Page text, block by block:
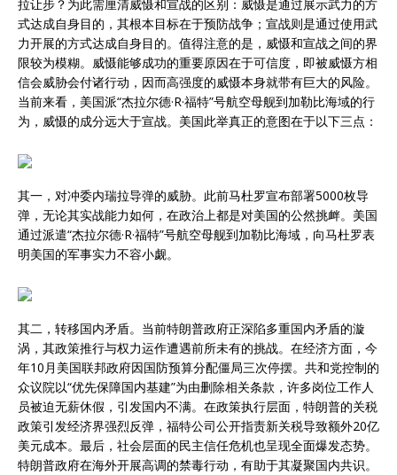
拉让步？为此需厘清威慑和宣战的区别：威慑是通过展示武力的方
式达成自身目的，其根本目标在于预防战争；宣战则是通过使用武
力开展的方式达成自身目的。值得注意的是，威慑和宣战之间的界
限较为模糊。威慑能够成功的重要原因在于可信度，即被威慑方相
信会威胁会付诸行动，因而高强度的威慑本身就带有巨大的风险。
当前来看，美国派“杰拉尔德·R·福特”号航空母舰到加勒比海域的行
为，威慑的成分远大于宣战。美国此举真正的意图在于以下三点：
其一，对冲委内瑞拉导弹的威胁。此前马杜罗宣布部署5000枚导
弹，无论其实战能力如何，在政治上都是对美国的公然挑衅。美国
通过派遣“杰拉尔德·R·福特”号航空母舰到加勒比海域，向马杜罗表
明美国的军事实力不容小觑。
其二，转移国内矛盾。当前特朗普政府正深陷多重国内矛盾的漩
涡，其政策推行与权力运作遭遇前所未有的挑战。在经济方面，今
年10月美国联邦政府因国防预算分配僵局三次停摆。共和党控制的
众议院以“优先保障国内基建”为由删除相关条款，许多岗位工作人
员被迫无薪休假，引发国内不满。在政策执行层面，特朗普的关税
政策引发经济界强烈反弹，福特公司公开指责新关税导致额外20亿
美元成本。最后，社会层面的民主信任危机也呈现全面爆发态势。
特朗普政府在海外开展高调的禁毒行动，有助于其凝聚国内共识。